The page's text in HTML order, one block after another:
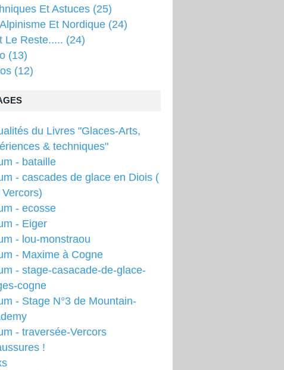
du Livres "Glaces-Arts,
& techniques"
- bataille
- cascades de glace en Diois (
- ecosse
- Eiger
- lou-monstraou
- Maxime à Cogne
- stage-casacade-de-glace-
cogne
- Stage N°3 de Mountain-
- traversée-Vercors
!
Et Astuces (25)
Et Nordique (24)
Le Reste..... (24)
(13)
(12)